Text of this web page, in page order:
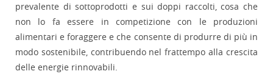
prevalente di sottoprodotti e sui doppi raccolti, cosa che
non lo fa essere in competizione con le produzioni
alimentari e foraggere e che consente di produrre di più in
modo sostenibile, contribuendo nel frattempo alla crescita
delle energie rinnovabili.